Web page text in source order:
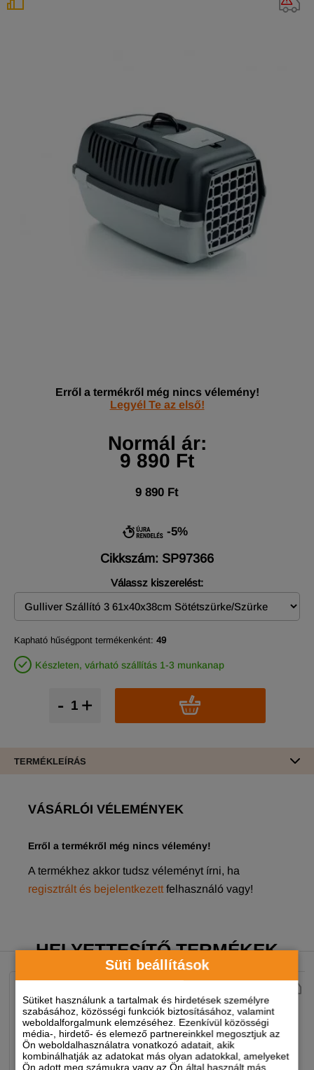
Süti beállítások
Sütiket használunk a tartalmak és hirdetések személyre
szabásához, közösségi funkciók biztosításához, valamint
weboldalforgalmunk elemzéséhez. Ezenkívül közösségi
média-, hirdető- és elemező partnereinkkel megosztjuk az
Ön weboldalhasználatra vonatkozó adatait, akik
kombinálhatják az adatokat más olyan adatokkal, amelyeket
Ön adott meg számukra vagy az Ön által használt más
Erről a termékről még nincs vélemény!
Legyél Te az első!
Normál ár:
9 890 Ft
9 890 Ft
-5%
Cikkszám: SP97366
Válassz kiszerelést:
Kapható hűségpont termékenként: 49
Készleten, várható szállítás 1-3 munkanap
+
-
TERMÉKLEÍRÁS
VÁSÁRLÓI VÉLEMÉNYEK
Erről a termékről még nincs vélemény!
A termékhez akkor tudsz véleményt írni, ha
regisztrált és bejelentkezett felhasználó vagy!
HELYETTESÍTŐ TERMÉKEK